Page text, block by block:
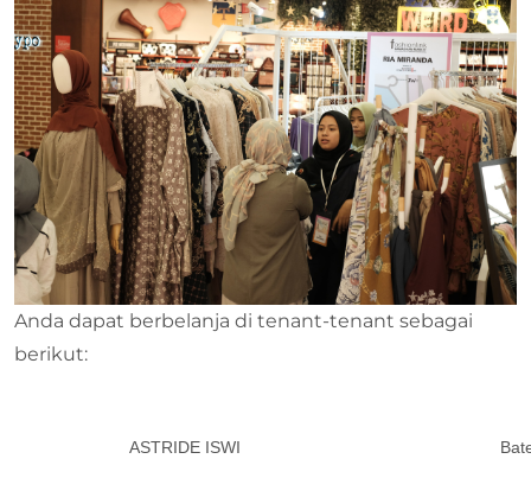
Anda dapat berbelanja di tenant-tenant sebagai
berikut:
ASTRIDE ISWI